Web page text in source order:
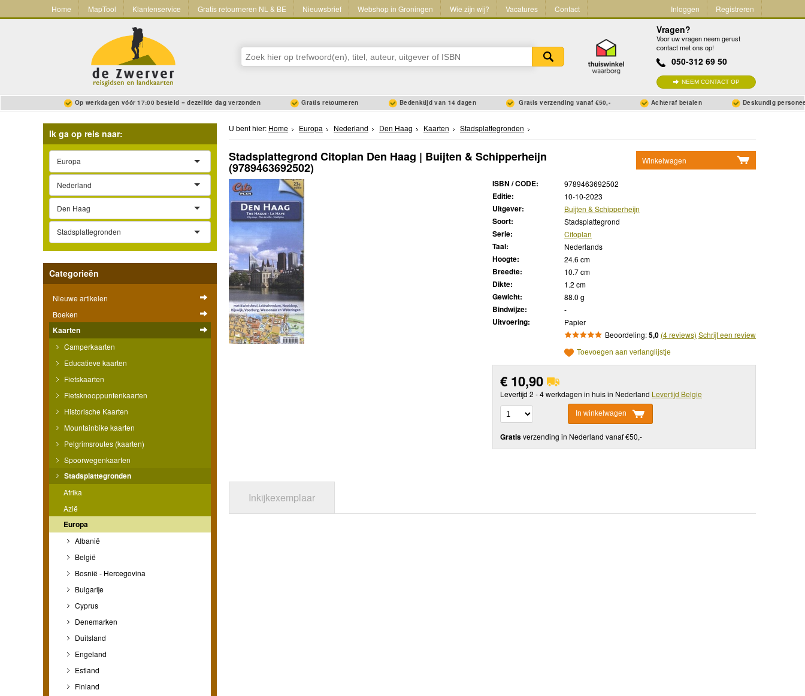
Home MapTool Klantenservice Gratis retourneren NL & BE Nieuwsbrief Webshop in Groningen Wie zijn wij? Vacatures Contact Inloggen Registreren
Vragen?
Voor uw vragen neem gerust
contact met ons op!
050-312 69 50
NEEM CONTACT OP
Op werkdagen vóór 17:00 besteld = dezelfde dag verzonden Gratis retourneren Bedenktijd van 14 dagen Gratis verzending vanaf €50,- Achteraf betalen Deskundig
Ik ga op reis naar:
Europa
Nederland
Den Haag
Stadsplattegronden
Categorieën
Nieuwe artikelen
Boeken
Kaarten
Camperkaarten
Educatieve kaarten
Fietskaarten
Fietsknooppuntenkaarten
Historische Kaarten
Mountainbike kaarten
Pelgrimsroutes (kaarten)
Spoorwegenkaarten
Stadsplattegronden
Afrika
Azië
Europa
Albanië
België
Bosnië - Hercegovina
Bulgarije
Cyprus
Denemarken
Duitsland
Engeland
Estland
Finland
U bent hier: Home Europa Nederland Den Haag Kaarten Stadsplattegronden
Winkelwagen
Stadsplattegrond Citoplan Den Haag | Buijten & Schipperheijn
(9789463692502)
ISBN / CODE: 9789463692502
Editie: 10-10-2023
Uitgever: Buijten & Schipperheijn
Soort: Stadsplattegrond
Serie: Citoplan
Taal: Nederlands
Hoogte: 24.6 cm
Breedte: 10.7 cm
Dikte: 1.2 cm
Gewicht: 88.0 g
Bindwijze: -
Uitvoering:
Papier
Beoordeling:5,0 (4 reviews) Schrijf een review
Toevoegen aan verlanglijstje
€ 10,90
Levertijd 2 - 4 werkdagen in huis in Nederland Levertijd Belgie
In winkelwagen
Gratisverzending in Nederland vanaf €50,-
Inkijkexemplaar